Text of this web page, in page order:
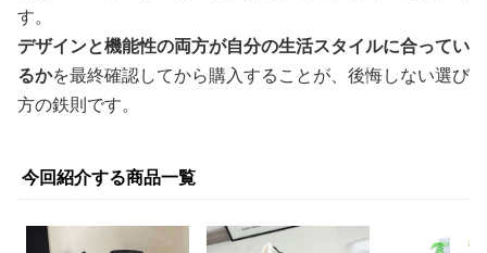
す。
デザインと機能性の両方が自分の生活スタイルに合ってい
るかを最終確認してから購入することが、後悔しない選び
方の鉄則です。
今回紹介する商品一覧